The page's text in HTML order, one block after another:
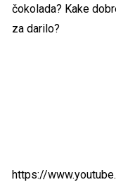
čokolada? Kake
za darilo?
https://